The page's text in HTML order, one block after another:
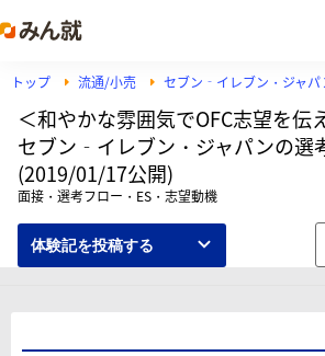
トップ 流通/小売 セブン‐イレブン・ジャパ
＜和やかな雰囲気でOFC志望を伝
セブン‐イレブン・ジャパンの選
(2019/01/17公開)
面接・選考フロー・ES・志望動機
体験記を投稿する